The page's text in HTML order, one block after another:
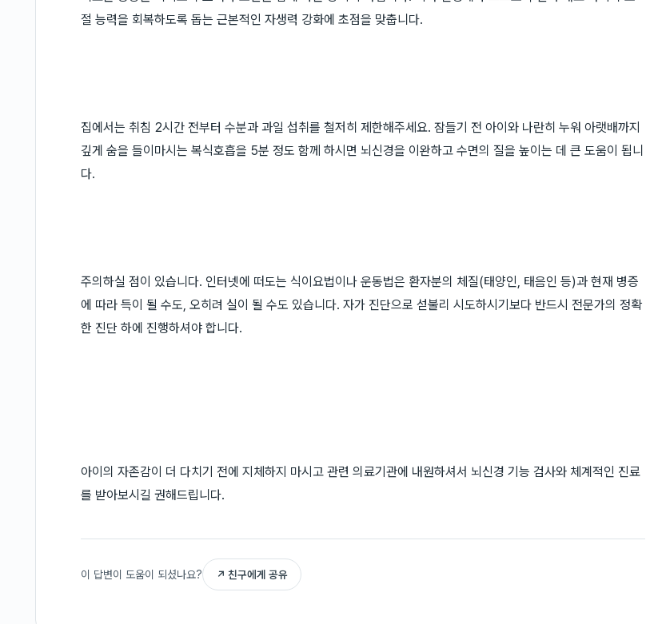
절 능력을 회복하도록 돕는 근본적인 자생력 강화에 초점을 맞춥니다.
집에서는 취침 2시간 전부터 수분과 과일 섭취를 철저히 제한해주세요. 잠들기 전 아이와 나란히 누워 아랫배까지
깊게 숨을 들이마시는 복식호흡을 5분 정도 함께 하시면 뇌신경을 이완하고 수면의 질을 높이는 데 큰 도움이 됩니
다.
주의하실 점이 있습니다. 인터넷에 떠도는 식이요법이나 운동법은 환자분의 체질(태양인, 태음인 등)과 현재 병증
에 따라 득이 될 수도, 오히려 실이 될 수도 있습니다. 자가 진단으로 섣불리 시도하시기보다 반드시 전문가의 정확
한 진단 하에 진행하셔야 합니다.
아이의 자존감이 더 다치기 전에 지체하지 마시고 관련 의료기관에 내원하셔서 뇌신경 기능 검사와 체계적인 진료
를 받아보시길 권해드립니다.
이 답변이 도움이 되셨나요? ↗ 친구에게 공유